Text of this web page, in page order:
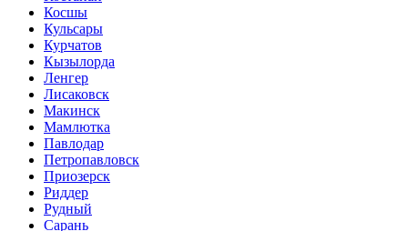
Косшы
Кульсары
Курчатов
Кызылорда
Ленгер
Лисаковск
Макинск
Мамлютка
Павлодар
Петропавловск
Приозерск
Риддер
Рудный
Сарань